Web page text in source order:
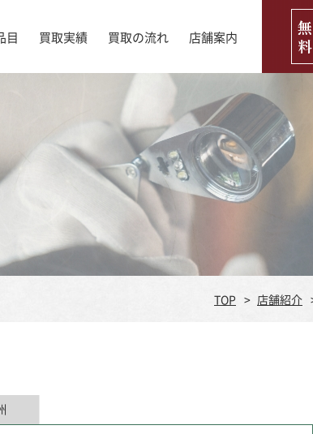
目
古銭・古紙幣
古いおもちゃ・人形 遺品買取
ブランド品 食器
具
買取実績 買取の流れ 店舗案内
店舗ブログ お役立ち情報
無
料
TOP 店舗紹介